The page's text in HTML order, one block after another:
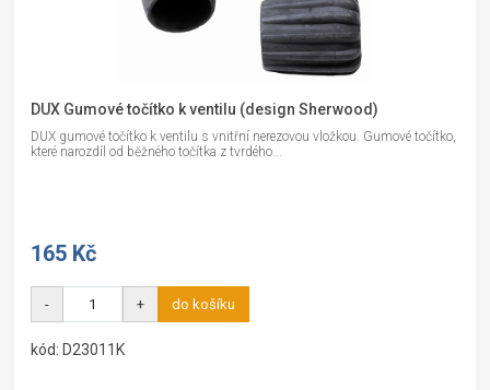
DUX Gumové točítko k ventilu (design Sherwood)
DUX gumové točítko k ventilu s vnitřní nerezovou vložkou. Gumové točítko,
které narozdíl od běžného točítka z tvrdého...
165 Kč
- + do košíku
kód: D23011K